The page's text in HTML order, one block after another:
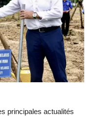
principales actualités